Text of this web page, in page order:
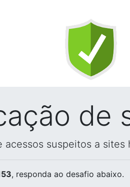
de
suspeitos a sites
, responda ao desafio abaixo.